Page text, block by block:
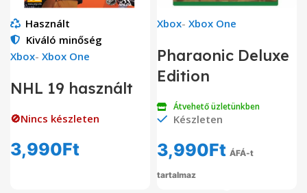
Használt
Kiváló minőség
Xbox- Xbox One
NHL 19 használt
🚫Nincs készleten
3,990Ft
Xbox- Xbox One
Pharaonic Deluxe
Edition
Átvehető üzletünkben
Készleten
3,990Ft ÁFÁ-t
tartalmaz